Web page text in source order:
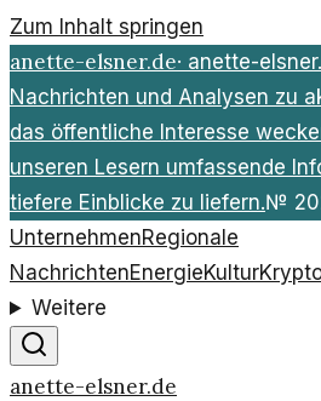
Zum Inhalt springen
anette-elsner.de· anette-
Nachrichten und Analysen zu
das öffentliche Interesse
unseren Lesern umfassende
tiefere Einblicke zu liefern.№
UnternehmenRegionale
NachrichtenEnergieKultur
Weitere
anette-elsner.de